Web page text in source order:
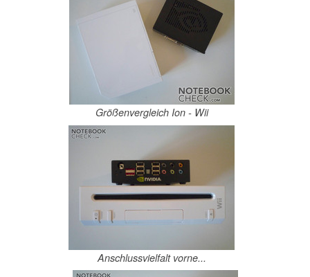
Größenvergleich Ion - Wii
Anschlussvielfalt vorne...